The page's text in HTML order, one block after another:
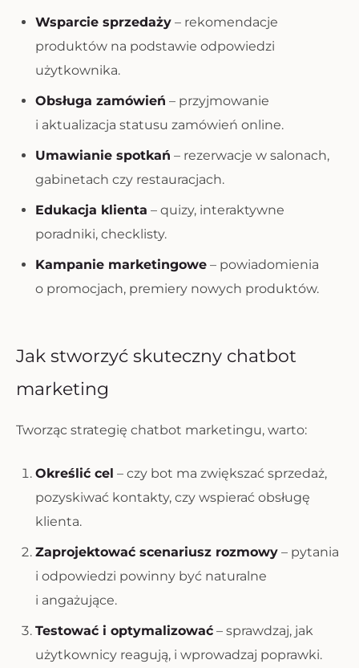
Wsparcie sprzedaży – rekomendacje
produktów na podstawie odpowiedzi
użytkownika.
Obsługa zamówień – przyjmowanie
i aktualizacja statusu zamówień online.
Umawianie spotkań – rezerwacje w salonach,
gabinetach czy restauracjach.
Edukacja klienta – quizy, interaktywne
poradniki, checklisty.
Kampanie marketingowe – powiadomienia
o promocjach, premiery nowych produktów.
Jak stworzyć skuteczny chatbot
marketing
Tworząc strategię chatbot marketingu, warto:
Określić cel – czy bot ma zwiększać sprzedaż,
pozyskiwać kontakty, czy wspierać obsługę
klienta.
Zaprojektować scenariusz rozmowy – pytania
i odpowiedzi powinny być naturalne
i angażujące.
Testować i optymalizować – sprawdzaj, jak
użytkownicy reagują, i wprowadzaj poprawki.